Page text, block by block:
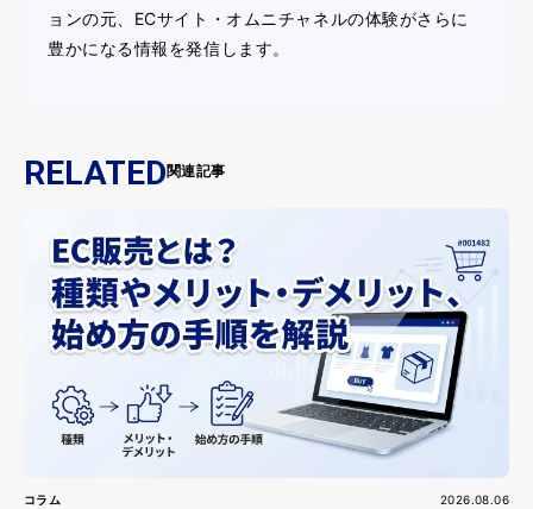
ョンの元、ECサイト・オムニチャネルの体験がさらに
豊かになる情報を発信します。
RELATED関連記事
コラム 2026.08.06